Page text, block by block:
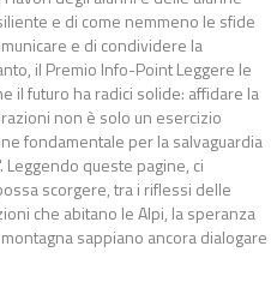
e di come nemmeno le sfide
e di condividere la
il Premio Info-Point Leggere le
il futuro ha radici solide: affidare la
non è solo un esercizio
fondamentale per la salvaguardia
queste pagine, ci
scorgere, tra i riflessi delle
che abitano le Alpi, la speranza
sappiano ancora dialogare